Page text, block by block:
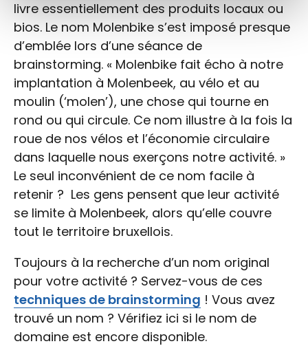
livre essentiellement des produits locaux ou
bios. Le nom Molenbike s’est imposé presque
d’emblée lors d’une séance de
brainstorming. « Molenbike fait écho à notre
implantation à Molenbeek, au vélo et au
moulin (‘molen’), une chose qui tourne en
rond ou qui circule. Ce nom illustre à la fois la
roue de nos vélos et l’économie circulaire
dans laquelle nous exerçons notre activité. »
Le seul inconvénient de ce nom facile à
retenir ? Les gens pensent que leur activité
se limite à Molenbeek, alors qu’elle couvre
tout le territoire bruxellois.
Toujours à la recherche d’un nom original
pour votre activité ? Servez-vous de ces
techniques de brainstorming ! Vous avez
trouvé un nom ? Vérifiez ici si le nom de
domaine est encore disponible.